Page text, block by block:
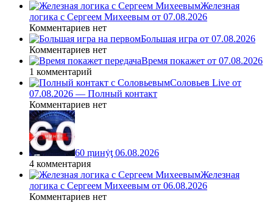
Железная
логика с Сергеем Михеевым от 07.08.2026
Комментариев нет
Большая игра от 07.08.2026
Комментариев нет
Время покажет от 07.08.2026
1 комментарий
Соловьев Live от
07.08.2026 — Полный контакт
Комментариев нет
60 ṃинẏƫ 06.08.2026
4 комментария
Железная
логика с Сергеем Михеевым от 06.08.2026
Комментариев нет